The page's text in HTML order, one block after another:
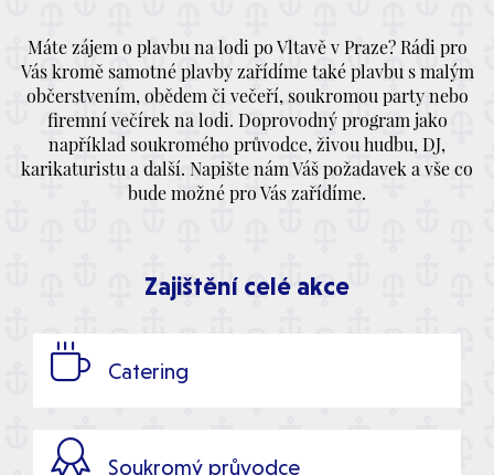
Máte zájem o plavbu na lodi po Vltavě v Praze? Rádi pro
Vás kromě samotné plavby zařídíme také plavbu s malým
občerstvením, obědem či večeří, soukromou party nebo
firemní večírek na lodi. Doprovodný program jako
například soukromého průvodce, živou hudbu, DJ,
karikaturistu a další. Napište nám Váš požadavek a vše co
bude možné pro Vás zařídíme.
Zajištění celé akce
 Catering
 Soukromý průvodce